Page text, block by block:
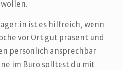
ist es hilfreich, wenn
vor Ort gut präsent und
persönlich ansprechbar
im Büro solltest du mit